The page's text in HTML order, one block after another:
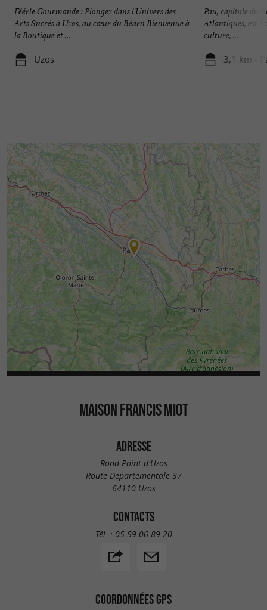
Féérie Gourmande : Plongez dans l'Univers des
Arts Sucrés à Uzos, au cœur du Béarn Bienvenue à
la Boutique et ...
Uzos
Pau, capitale du
Atlantiques, est
culture, ...
3,1 km -
MAISON FRANCIS MIOT
ADRESSE
Rond Point d'Uzos
Route Departementale 37
64110 Uzos
CONTACTS
Tél. : 05 59 06 89 20
COORDONNÉES GPS